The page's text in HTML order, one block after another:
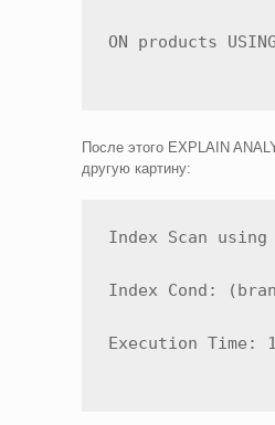
ON products
После этого EXPLAIN
другую картину:
Index Scan
Index Cond:
Execution Time: